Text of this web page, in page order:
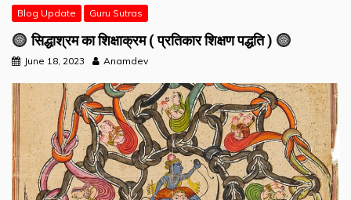
Blog Update Guru Sutras
सिद्धाश्रम का शिक्षाक्रम ( प्रतिकार शिक्षण पद्धति )
June 18, 2023 Anamdev